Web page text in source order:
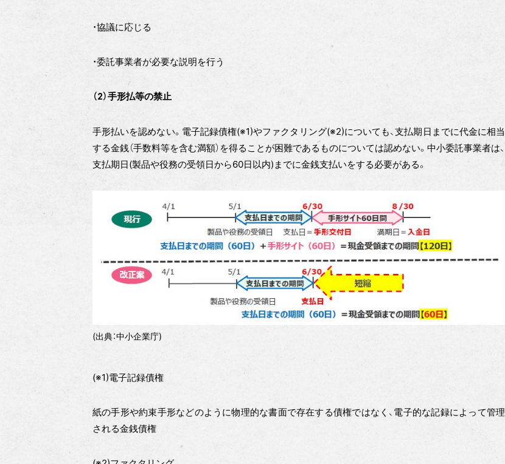
・協議に応じる
・委託事業者が必要な説明を行う
（2）手形払等の禁止
手形払いを認めない。電子記録債権(※1)やファクタリング(※2)についても、支払期日までに代金に相当
する金銭（手数料等を含む満額）を得ることが困難であるものについては認めない。中小委託事業者は、
支払期日(製品や役務の受領日から60日以内)までに金銭支払いをする必要がある。
(出典：中小企業庁)
(※1)電子記録債権
紙の手形や約束手形などのように物理的な書面で存在する債権ではなく、電子的な記録によって管理
される金銭債権